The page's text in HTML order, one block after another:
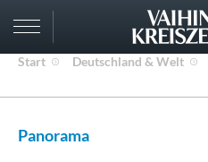
Start Deutschland & Welt
Panorama